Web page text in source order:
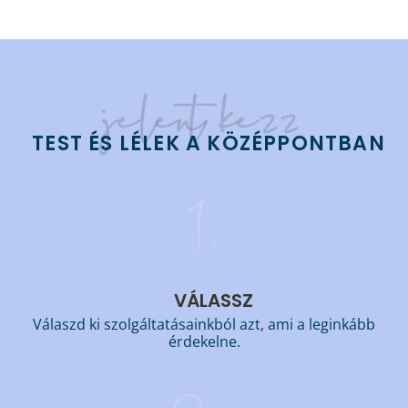
jelentkezz
TEST ÉS LÉLEK A KÖZÉPPONTBAN
VÁLASSZ
Válaszd ki szolgáltatásainkból azt, ami a leginkább
érdekelne.